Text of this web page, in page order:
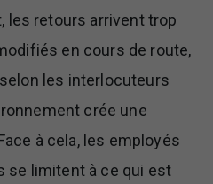
les retours arrivent trop
en cours de route,
les interlocuteurs
crée une
à cela, les employés
se limitent à ce qui est